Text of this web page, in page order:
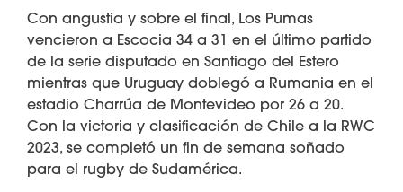
Con angustia y sobre el final, Los Pumas
vencieron a Escocia 34 a 31 en el último partido
de la serie disputado en Santiago del Estero
mientras que Uruguay doblegó a Rumania en el
estadio Charrúa de Montevideo por 26 a 20.
Con la victoria y clasificación de Chile a la RWC
2023, se completó un fin de semana soñado
para el rugby de Sudamérica.